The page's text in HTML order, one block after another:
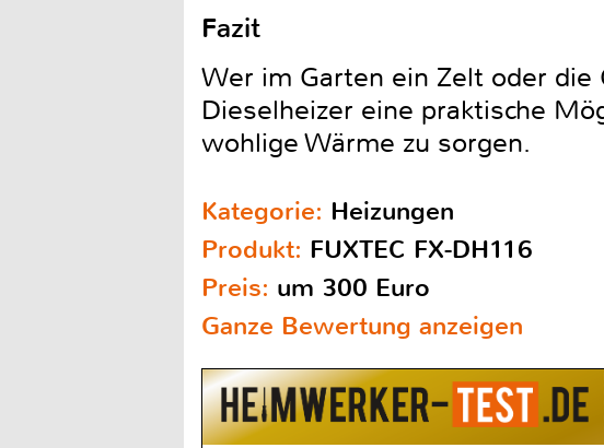
Fazit
Wer im Garten ein Zelt oder
Dieselheizer eine praktische
wohlige Wärme zu sorgen.
Kategorie: Heizungen
Produkt: FUXTEC FX-DH116
Preis: um 300 Euro
Ganze Bewertung anzeigen